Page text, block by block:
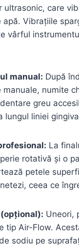
ultrasonic, care
apă. Vibrațiile
vârful
manual: După
manuale, numite
greu
lungul liniei
La
rotativă și o
petele
ceea ce
Uneori,
tip Air-Flow.
sodiu pe